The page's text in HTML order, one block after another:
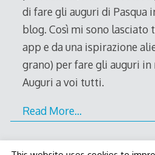
di fare gli auguri di Pasqua
blog. Così mi sono lasciato
app e da una ispirazione
grano) per fare gli auguri
Auguri a voi tutti.
Read More…